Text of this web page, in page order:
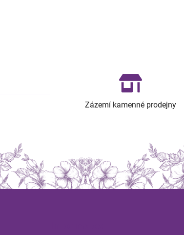
Zázemí kamenné prodejny